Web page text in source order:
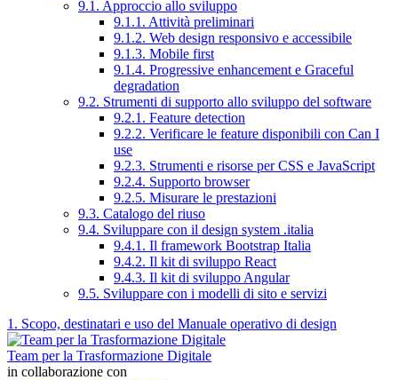
9.1. Approccio allo sviluppo
9.1.1. Attività preliminari
9.1.2. Web design responsivo e accessibile
9.1.3. Mobile first
9.1.4. Progressive enhancement e Graceful
degradation
9.2. Strumenti di supporto allo sviluppo del software
9.2.1. Feature detection
9.2.2. Verificare le feature disponibili con Can I
use
9.2.3. Strumenti e risorse per CSS e JavaScript
9.2.4. Supporto browser
9.2.5. Misurare le prestazioni
9.3. Catalogo del riuso
9.4. Sviluppare con il design system .italia
9.4.1. Il framework Bootstrap Italia
9.4.2. Il kit di sviluppo React
9.4.3. Il kit di sviluppo Angular
9.5. Sviluppare con i modelli di sito e servizi
1. Scopo, destinatari e uso del Manuale operativo di design
Team per la Trasformazione Digitale
in collaborazione con